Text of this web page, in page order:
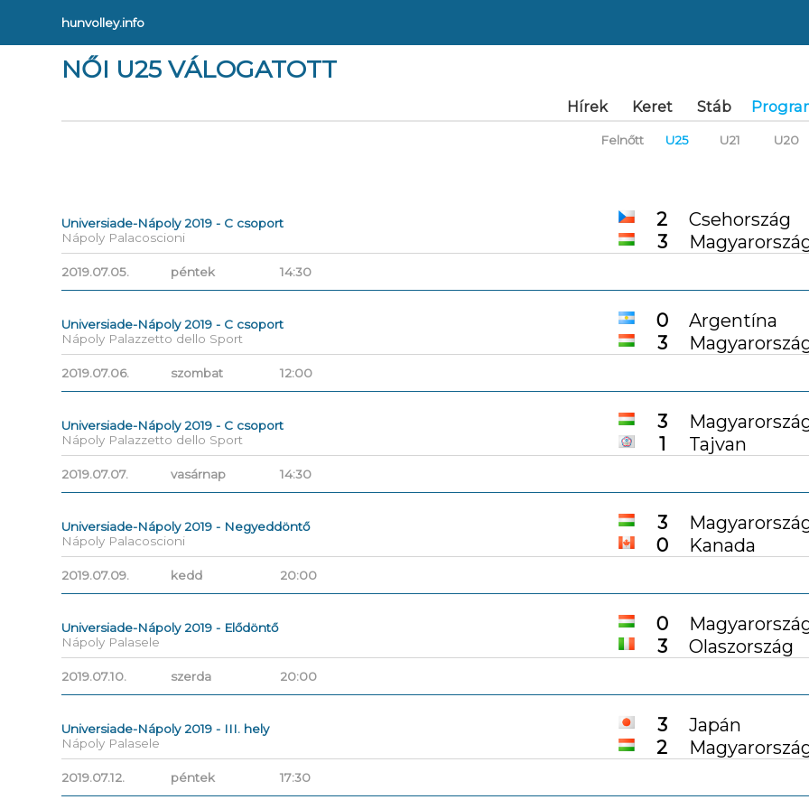
hunvolley.info
NŐI U25 VÁLOGATOTT
Hírek Keret Stáb
Felnőtt U25 U21 U20
Universiade-Nápoly 2019 - C csoport
Nápoly Palacoscioni
2
Csehország
3
2019.07.05. péntek 14:30
Universiade-Nápoly 2019 - C csoport
Nápoly Palazzetto dello Sport
0
Argentína
3
2019.07.06. szombat 12:00
Universiade-Nápoly 2019 - C csoport
Nápoly Palazzetto dello Sport
3
1
Tajvan
2019.07.07. vasárnap 14:30
Universiade-Nápoly 2019 - Negyeddöntő
Nápoly Palacoscioni
3
0
Kanada
2019.07.09. kedd 20:00
Universiade-Nápoly 2019 - Elődöntő
Nápoly Palasele
0
3
Olaszország
2019.07.10. szerda 20:00
Universiade-Nápoly 2019 - III. hely
Nápoly Palasele
3
Japán
2
2019.07.12. péntek 17:30